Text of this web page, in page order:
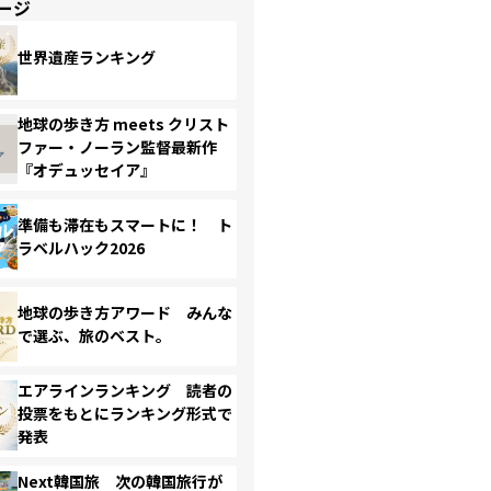
ジ
世界遺産ランキング
地球の歩き方 meets クリスト
ファー・ノーラン監督最新作
『オデュッセイア』
準備も滞在もスマートに！ ト
ラベルハック2026
地球の歩き方アワード みんな
で選ぶ、旅のベスト。
エアラインランキング 読者の
投票をもとにランキング形式で
発表
Next韓国旅 次の韓国旅行が